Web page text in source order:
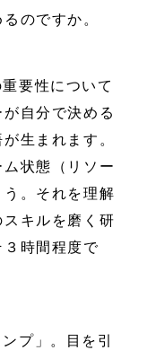
のですか。
要性について
自分で決める
生まれます。
状態（リソー
。それを理解
キルを磨く研
時間程度で
プ」。目を引